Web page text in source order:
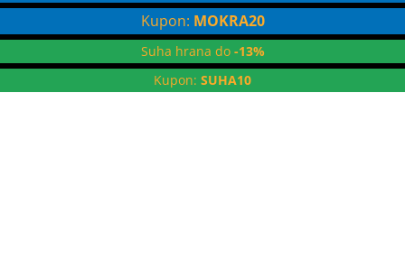
Kupon: MOKRA20
Suha hrana do -13%
Kupon: SUHA10